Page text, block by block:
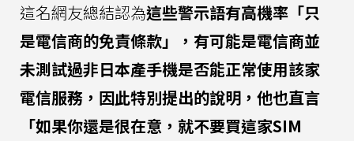
這名網友總結認為這些警示語有高機率「只
是電信商的免責條款」，有可能是電信商並
未測試過非日本產手機是否能正常使用該家
電信服務，因此特別提出的說明，他也直言
「如果你還是很在意，就不要買這家SIM